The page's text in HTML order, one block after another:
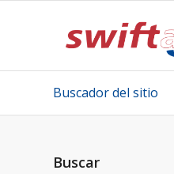
Buscador del sitio
Buscar